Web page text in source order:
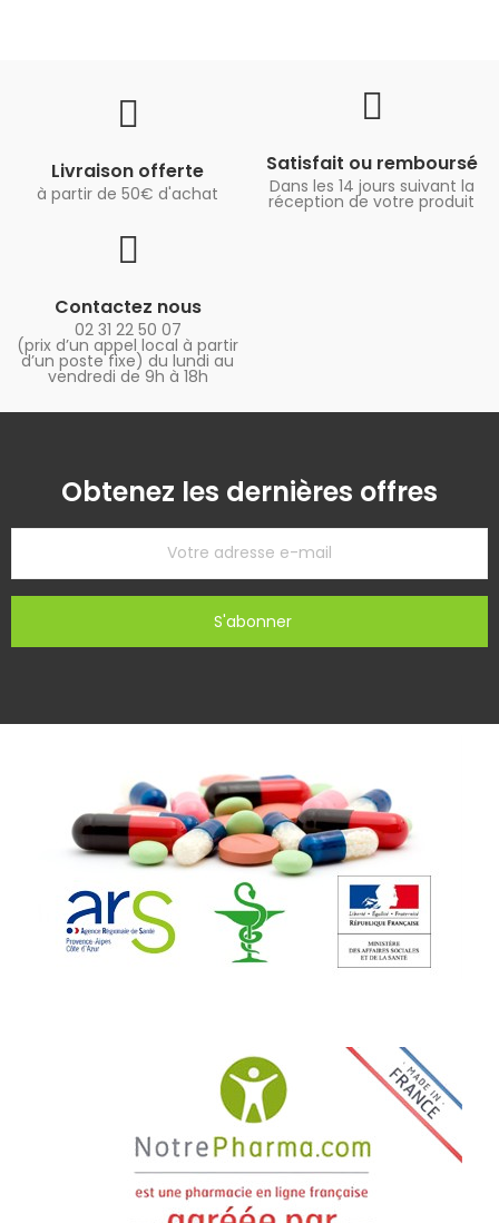
Livraison offerte
à partir de 50€ d'achat
Satisfait ou remboursé
Dans les 14 jours suivant la
réception de votre produit
Contactez nous
02 31 22 50 07
(prix d’un appel local à partir
d’un poste fixe) du lundi au
vendredi de 9h à 18h
Obtenez les dernières offres
S'abonner